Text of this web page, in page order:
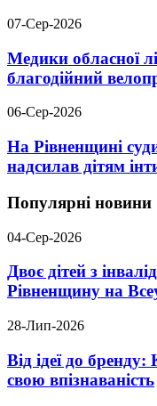
07-Сер-2026
Медики обласної
благодійний
06-Сер-2026
На Рівненщині
надсилав дітям
Популярні новини
04-Сер-2026
Двоє дітей з
Рівненщину на
28-Лип-2026
Від ідеї до
свою впізнаваність